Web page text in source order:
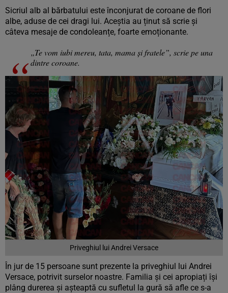
Sicriul alb al bărbatului este înconjurat de coroane de flori
albe, aduse de cei dragi lui. Aceștia au ținut să scrie și
câteva mesaje de condoleanțe, foarte emoționante.
„Te vom iubi mereu, tata, mama și fratele”, scrie pe una
dintre coroane.
Priveghiul lui Andrei Versace
În jur de 15 persoane sunt prezente la priveghiul lui Andrei
Versace, potrivit surselor noastre. Familia și cei apropiați își
plâng durerea și așteaptă cu sufletul la gură să afle ce s-a